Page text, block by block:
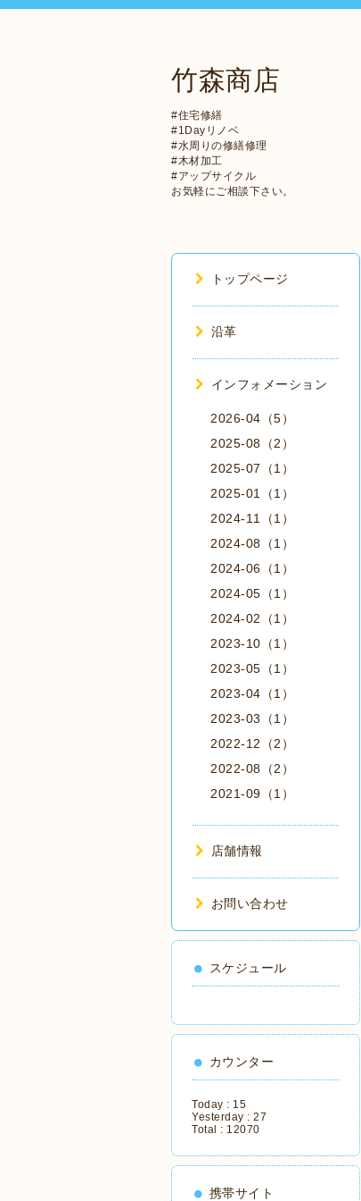
竹森商店
#住宅修繕
#1Dayリノベ
#水周りの修繕修理
#木材加工
#アップサイクル
お気軽にご相談下さい。
トップページ
沿革
インフォメーション
2026-04（5）
2025-08（2）
2025-07（1）
2025-01（1）
2024-11（1）
2024-08（1）
2024-06（1）
2024-05（1）
2024-02（1）
2023-10（1）
2023-05（1）
2023-04（1）
2023-03（1）
2022-12（2）
2022-08（2）
2021-09（1）
店舗情報
お問い合わせ
スケジュール
カウンター
Today : 15
Yesterday : 27
Total : 12070
携帯サイト